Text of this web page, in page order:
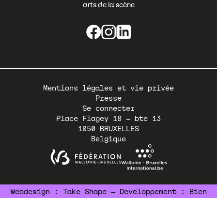
arts de la scène
Pied
Mentions légales et vie privée
Presse
Se connecter
Place Flagey 18 – bte 13
1050
BRUXELLES
Belgique
Webdesign : Take Shape— Developpement :
Bien